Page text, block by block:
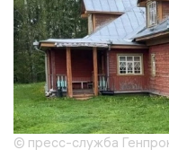
© пресс-служба